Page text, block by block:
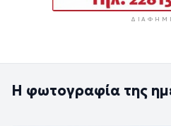
Η φωτογραφία της